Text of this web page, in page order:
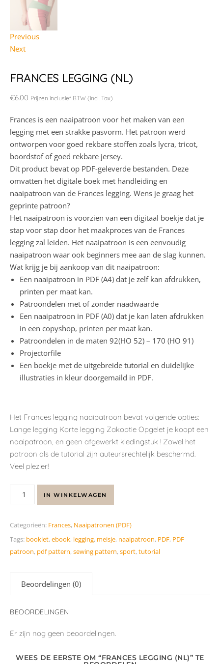
Previous
Next
FRANCES LEGGING (NL)
€6.00 Prijzen inclusief BTW (incl. Tax)
Frances is een naaipatroon voor het maken van een
legging met een strakke pasvorm. Het patroon werd
ontworpen voor goed rekbare stoffen zoals lycra, tricot,
boordstof of goed rekbare jersey.
Dit product bevat op PDF-geleverde bestanden. Deze
omvatten het digitale boek met handleiding en
naaipatroon van de Frances legging. Wens je graag het
geprinte patroon?
Het naaipatroon is voorzien van een digitaal boekje dat je
stap voor stap door het maakproces van de Frances
legging zal leiden. Het naaipatroon is een eenvoudig
naaipatroon waar ook beginners mee aan de slag kunnen.
Wat krijg je bij aankoop van dit naaipatroon:
Een naaipatroon in PDF (A4) dat je zelf kan afdrukken,
printen per maat kan.
Patroondelen met of zonder naadwaarde
Een naaipatroon in PDF (A0) dat je kan laten afdrukken
in een copyshop, printen per maat kan.
Patroondelen in de maten 92(HO 52) – 170 (HO 91)
Projectorfile
Een boekje met de uitgebreide tutorial en duidelijke
illustraties in kleur doorgemaild in PDF.
Het Frances legging naaipatroon bevat volgende opties:
Lange legging Korte legging Zakoptie Opgelet je koopt een
naaipatroon, en geen afgewerkt kledingstuk ! Zowel het
patroon als de tutorial zijn auteursrechtelijk beschermd.
Veel plezier!
IN WINKELWAGEN
Categorieën: Frances, Naaipatronen (PDF)
Tags: booklet,ebook, legging, meisje, naaipatroon, PDF, PDF
patroon, pdf pattern,sewing pattern,sport,tutorial
Beoordelingen (0)
BEOORDELINGEN
Er zijn nog geen beoordelingen.
WEES DE EERSTE OM “FRANCES LEGGING (NL)” TE